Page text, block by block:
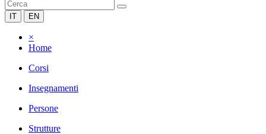
IT EN
×
Home
Corsi
Insegnamenti
Persone
Strutture